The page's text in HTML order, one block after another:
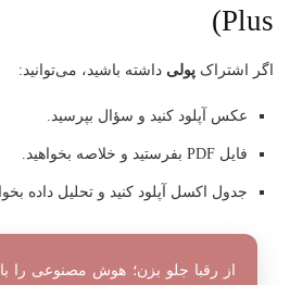
Plus)
اگر اشتراک پولی داشته باشید، می‌توانید:
عکس آپلود کنید و سؤال بپرسید.
فایل PDF بفرستید و خلاصه بخواهید.
جدول اکسل آپلود کنید و تحلیل داده
از رقبا جلو بزن؛ هوش مصنوعی را با